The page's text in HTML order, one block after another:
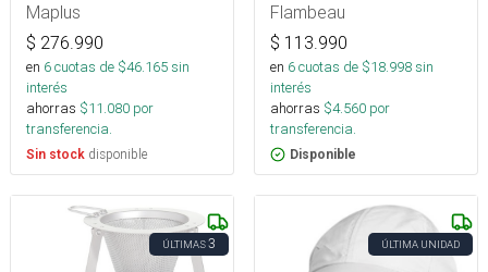
Maplus
$ 276.990
en 6cuotas de $46.165sin
interés
ahorras $11.080 por
transferencia.
Sin stock disponible
Flambeau
$ 113.990
en 6cuotas de $18.998sin
interés
ahorras $4.560 por
transferencia.
Disponible
ÚLTIMAS3 ÚLTIMA UNIDAD